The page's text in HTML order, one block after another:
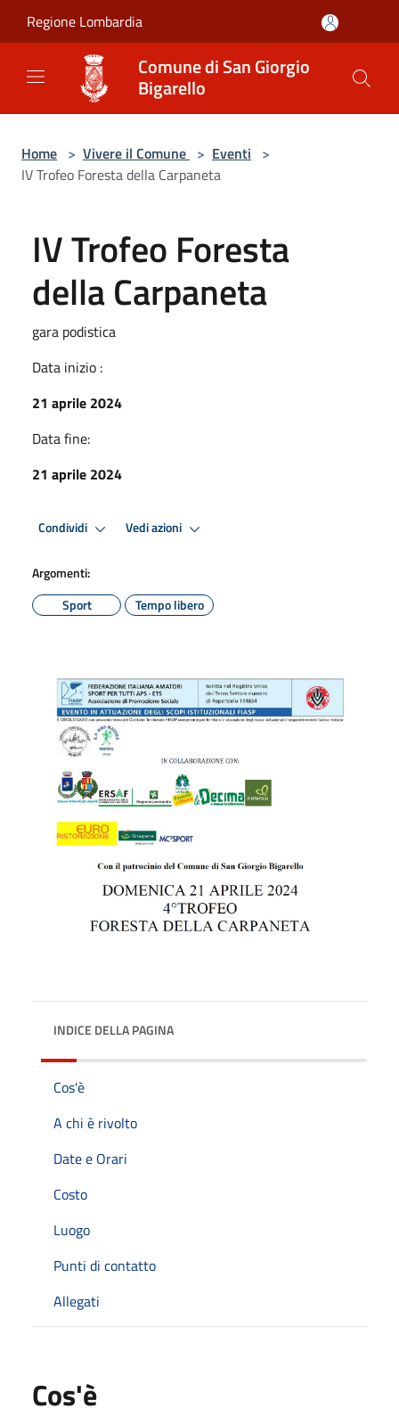
Regione Lombardia
Comune di San Giorgio
Bigarello
Home > Vivere il Comune > Eventi >
IV Trofeo Foresta della Carpaneta
IV Trofeo Foresta
della Carpaneta
gara podistica
Data inizio :
21 aprile 2024
Data fine:
21 aprile 2024
Condividi Vedi azioni
Argomenti:
Sport
Tempo libero
INDICE DELLA PAGINA
Cos'è
A chi è rivolto
Date e Orari
Costo
Luogo
Punti di contatto
Allegati
Cos'è